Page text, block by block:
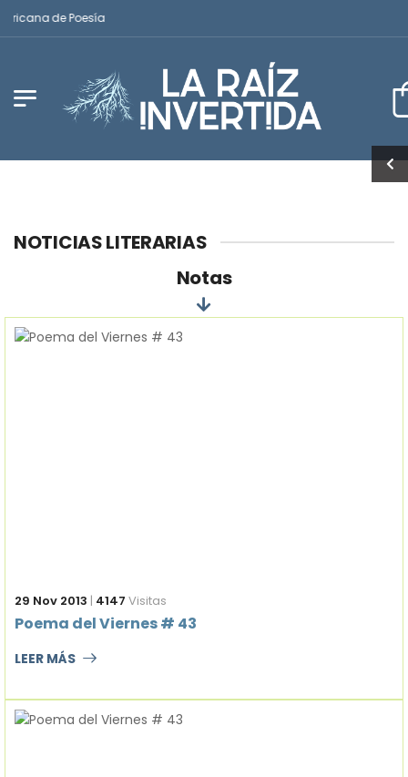
de Poesía
NOTICIAS LITERARIAS
Notas
29 Nov 2013 | 4147 Visitas
Poema del Viernes # 43
LEER MÁS